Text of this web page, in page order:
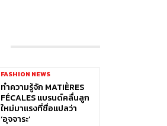
FASHION NEWS
ทำความรู้จัก MATIÈRES
FÉCALES แบรนด์คลื่นลูก
ใหม่มาแรงที่ชื่อแปลว่า
‘อุจจาระ’